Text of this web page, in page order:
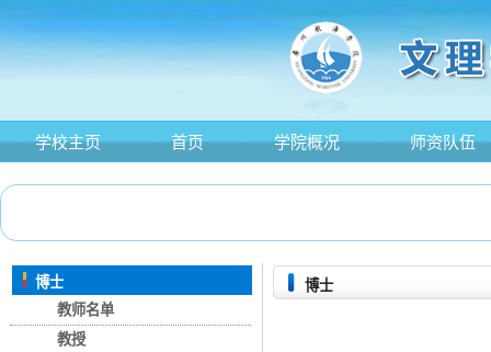
学校主页 首页 学院概况 师资队伍
博士
教师名单
教授
博士